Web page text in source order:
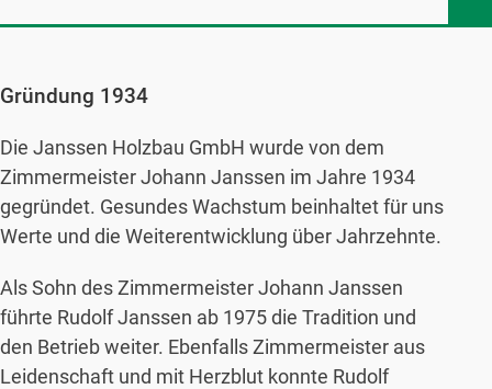
Gründung 1934
Die Janssen Holzbau GmbH wurde von dem
Zimmermeister Johann Janssen im Jahre 1934
gegründet. Gesundes Wachstum beinhaltet für uns
Werte und die Weiterentwicklung über Jahrzehnte.
Als Sohn des Zimmermeister Johann Janssen
führte Rudolf Janssen ab 1975 die Tradition und
den Betrieb weiter. Ebenfalls Zimmermeister aus
Leidenschaft und mit Herzblut konnte Rudolf